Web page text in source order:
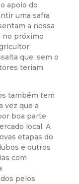
apoio do
uma safra
a nossa
no próximo
que, sem o
teriam
também tem
vez que a
boa parte
local. A
etapas do
e outros
com
pelos